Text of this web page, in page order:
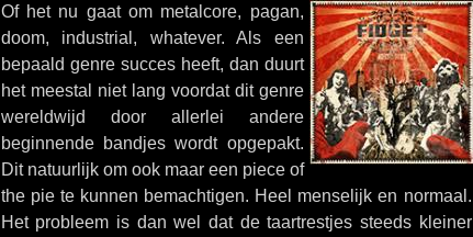
Of het nu gaat om metalcore, pagan,
doom, industrial, whatever. Als een
bepaald genre succes heeft, dan duurt
het meestal niet lang voordat dit genre
wereldwijd door allerlei andere
beginnende bandjes wordt opgepakt.
Dit natuurlijk om ook maar een piece of
the pie te kunnen bemachtigen. Heel menselijk en normaal.
Het probleem is dan wel dat de taartrestjes steeds kleiner